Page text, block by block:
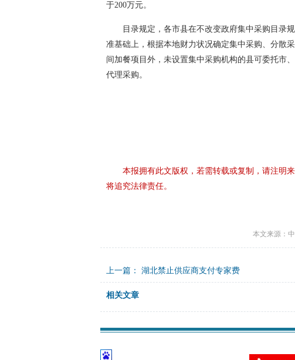
于200万元。
目录规定，各市县在不改变政府集中采购目录
准基础上，根据本地财力状况确定集中采购、分散
间加餐项目外，未设置集中采购机构的县可委托市
代理采购。
本报拥有此文版权，若需转载或复制，请注明
将追究法律责任。
本文来源：
上一篇： 湖北禁止供应商支付专家费
相关文章